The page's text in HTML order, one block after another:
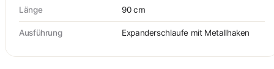
Länge 90 cm
Ausführung Expanderschlaufe mit Metallhaken